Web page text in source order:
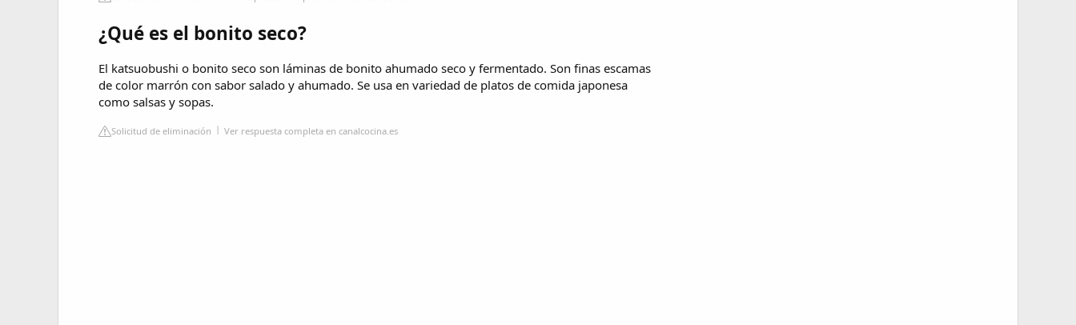
¿Qué es el bonito seco?
El katsuobushi o bonito seco son láminas de bonito ahumado seco y fermentado. Son finas escamas
de color marrón con sabor salado y ahumado. Se usa en variedad de platos de comida japonesa
como salsas y sopas.
Solicitud de eliminación Ver respuesta completa en canalcocina.es